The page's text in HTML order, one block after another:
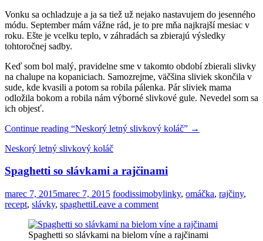
Vonku sa ochladzuje a ja sa tiež už nejako nastavujem do jesenného
módu. September mám vážne rád, je to pre mňa najkrajší mesiac v
roku. Ešte je vcelku teplo, v záhradách sa zbierajú výsledky
tohtoročnej sadby.
Keď som bol malý, pravidelne sme v takomto období zbierali slivky
na chalupe na kopaniciach. Samozrejme, väčšina sliviek skončila v
sude, kde kvasili a potom sa robila pálenka. Pár sliviek mama
odložila bokom a robila nám výborné slivkové gule. Nevedel som sa
ich objesť.
Continue reading “Neskorý letný slivkový koláč” →
Neskorý letný slivkový koláč
Spaghetti so slávkami a rajčinami
marec 7, 2015marec 7, 2015 foodissimobylinky, omáčka, rajčiny,
recept, slávky, spaghettiLeave a comment
Spaghetti so slávkami na bielom víne a rajčinami